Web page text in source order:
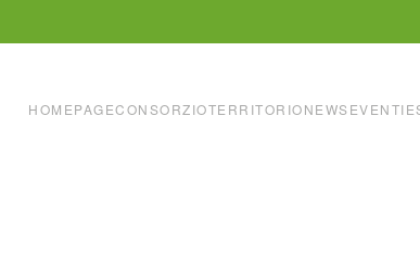
HOMEPAGECONSORZIOTERRITORIONEWSEVENTI